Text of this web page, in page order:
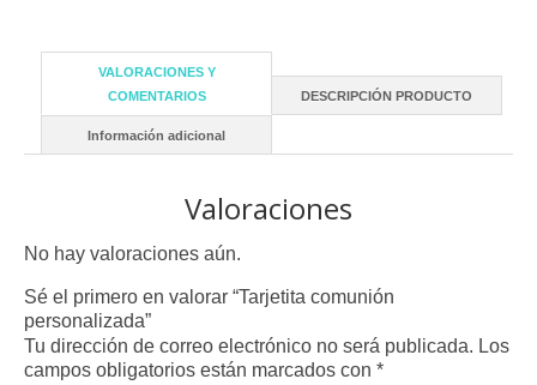
VALORACIONES Y
COMENTARIOS
DESCRIPCIÓN PRODUCTO
Información adicional
Valoraciones
No hay valoraciones aún.
Sé el primero en valorar “Tarjetita comunión
personalizada”
Tu dirección de correo electrónico no será publicada. Los
campos obligatorios están marcados con *